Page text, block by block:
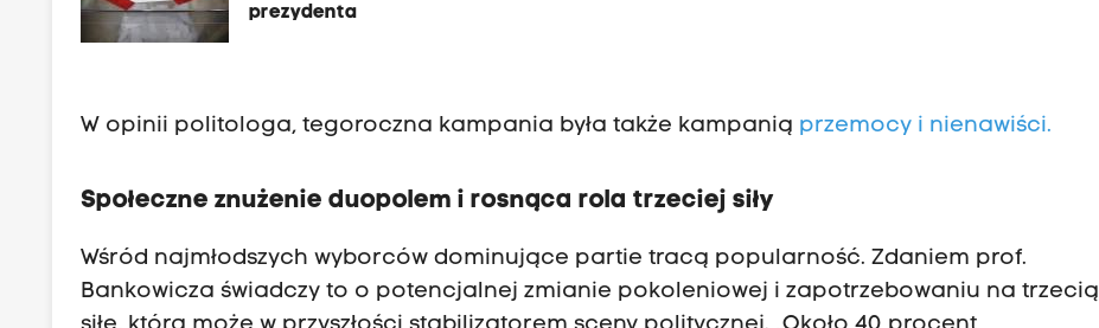
prezydenta
W opinii politologa, tegoroczna kampania była także kampanią przemocy i nienawiści.
Społeczne znużenie duopolem i rosnąca rola trzeciej siły
Wśród najmłodszych wyborców dominujące partie tracą popularność. Zdaniem prof.
Bankowicza świadczy to o potencjalnej zmianie pokoleniowej i zapotrzebowaniu na trzecią